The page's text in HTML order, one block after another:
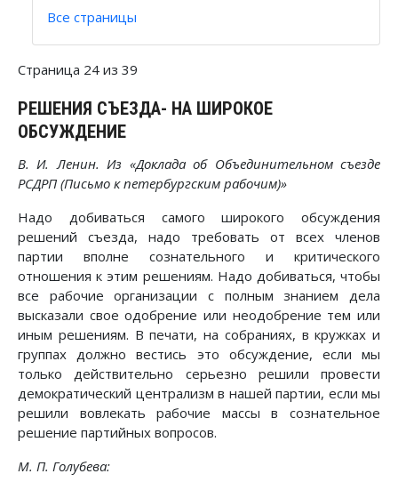
Все страницы
Страница 24 из 39
РЕШЕНИЯ СЪЕЗДА- НА ШИРОКОЕ
ОБСУЖДЕНИЕ
В. И. Ленин. Из «Доклада об Объединительном съезде
РСДРП (Письмо к петербургским рабочим)»
Надо добиваться самого широкого обсуждения
решений съезда, надо требовать от всех членов
партии вполне сознательного и критического
отношения к этим решениям. Надо добиваться, чтобы
все рабочие организации с полным знанием дела
высказали свое одобрение или неодобрение тем или
иным решениям. В печати, на собраниях, в кружках и
группах должно вестись это обсуждение, если мы
только действительно серьезно решили провести
демократический централизм в нашей партии, если мы
решили вовлекать рабочие массы в сознательное
решение партийных вопросов.
М. П. Голубева: